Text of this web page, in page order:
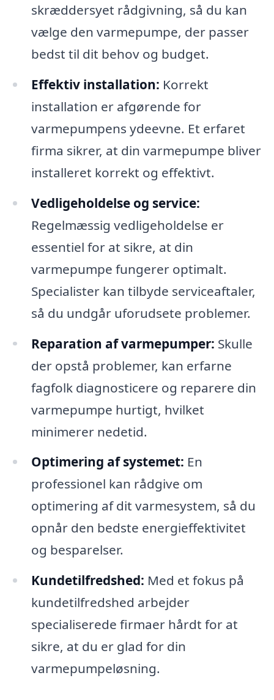
skræddersyet rådgivning, så du kan
vælge den varmepumpe, der passer
bedst til dit behov og budget.
Effektiv installation: Korrekt
installation er afgørende for
varmepumpens ydeevne. Et erfaret
firma sikrer, at din varmepumpe bliver
installeret korrekt og effektivt.
Vedligeholdelse og service:
Regelmæssig vedligeholdelse er
essentiel for at sikre, at din
varmepumpe fungerer optimalt.
Specialister kan tilbyde serviceaftaler,
så du undgår uforudsete problemer.
Reparation af varmepumper: Skulle
der opstå problemer, kan erfarne
fagfolk diagnosticere og reparere din
varmepumpe hurtigt, hvilket
minimerer nedetid.
Optimering af systemet: En
professionel kan rådgive om
optimering af dit varmesystem, så du
opnår den bedste energieffektivitet
og besparelser.
Kundetilfredshed: Med et fokus på
kundetilfredshed arbejder
specialiserede firmaer hårdt for at
sikre, at du er glad for din
varmepumpeløsning.